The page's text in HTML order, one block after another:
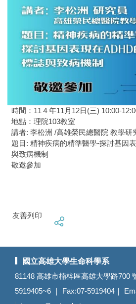
時間：11４年11月12日(三) 10:00-
地點：理院103教室
講者: 李松洲 /高雄榮民總醫院 教學研
題目: 精神疾病的精準醫學-探討基因
與致病機制
敬邀參加
友善列印
國立高雄大學生命科學系
81148 高雄市楠梓區高雄大學路700
5919405~6 ｜ Fax:07-5919404｜